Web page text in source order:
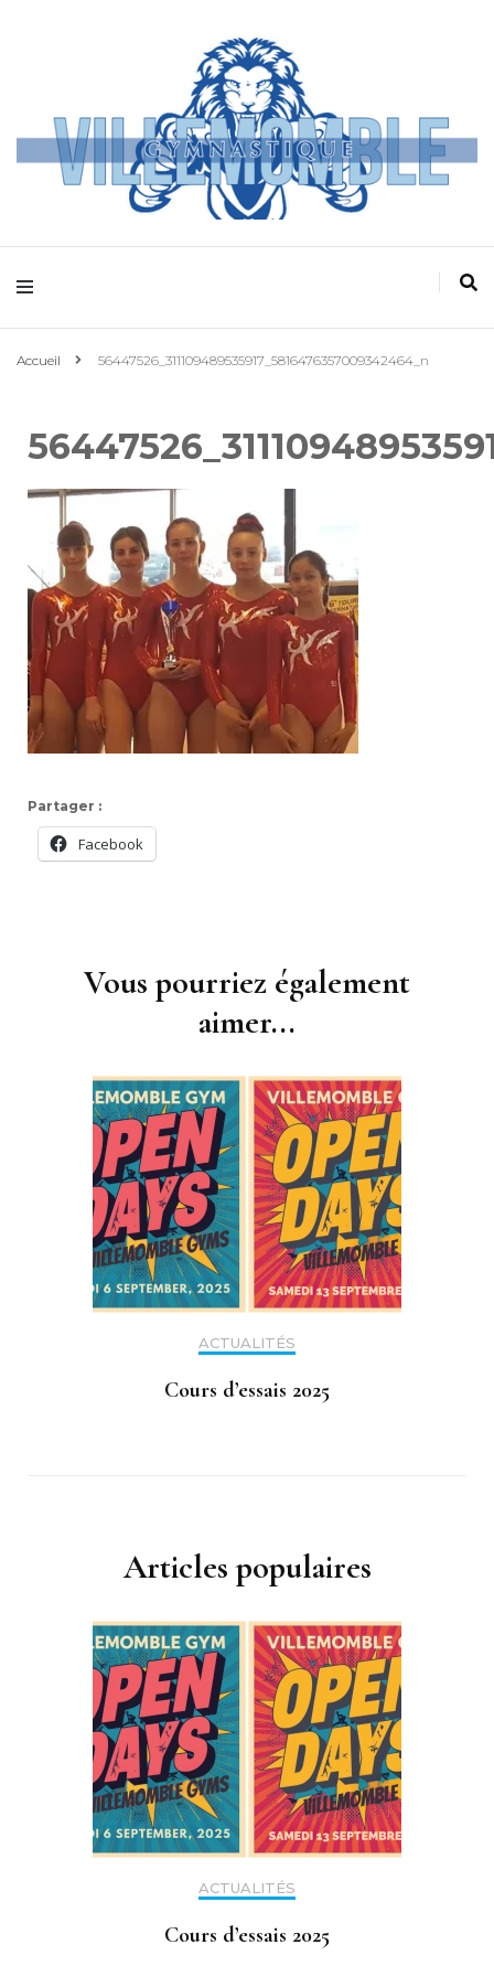
Villemomble
Gymnastique
Accueil 56447526_311109489535917_5816476357009342464_n
Partager :
Facebook
Vous pourriez également
aimer...
ACTUALITÉS
Cours d’essais 2025
Articles populaires
ACTUALITÉS
Cours d’essais 2025